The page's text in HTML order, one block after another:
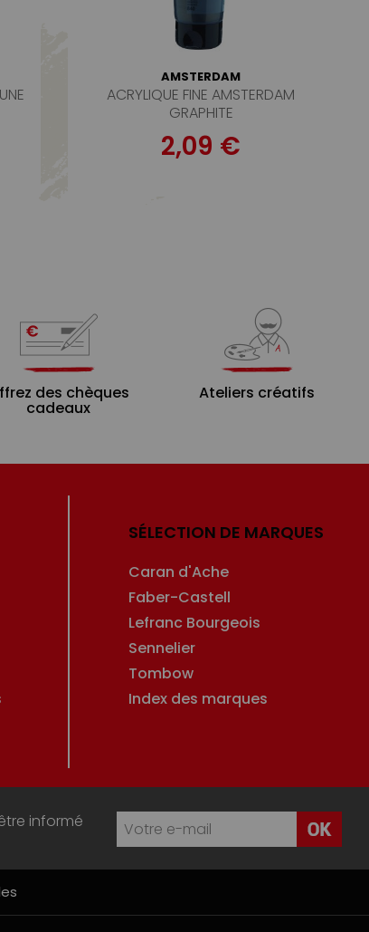
AMSTERDAM
ACRYLIQUE FINE AMSTERDAM
GRAPHITE
2,09 €
des chèques
cadeaux
Ateliers créatifs
SÉLECTION DE MARQUES
Caran d'Ache
Faber-Castell
Lefranc Bourgeois
Sennelier
Tombow
Index des marques
informé